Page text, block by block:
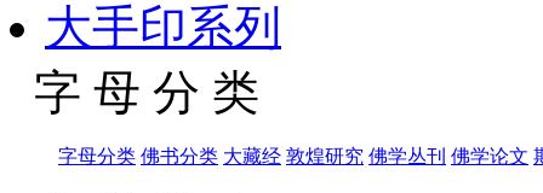
大手印系列
字 母 分 类
字母分类 佛书分类 大藏经 敦煌研究 佛学丛刊 佛学论文